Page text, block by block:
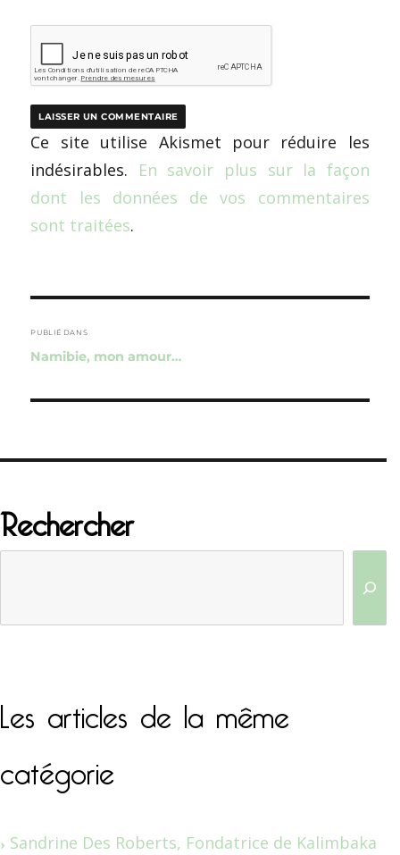
Ce site utilise Akismet pour réduire les
indésirables. En savoir plus sur la façon
dont les données de vos commentaires
sont traitées.
de
l’article
PUBLIÉ DANS
Namibie, mon amour…
Rechercher
Les articles de la même
catégorie
Sandrine Des Roberts, Fondatrice de Kalimbaka